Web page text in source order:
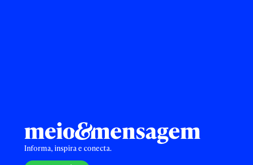
Informa, inspira e conecta.